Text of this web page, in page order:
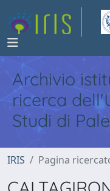
Archivio
ricerca
Studi di
IRIS Pagina